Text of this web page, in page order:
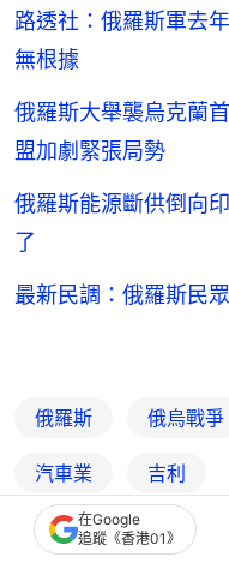
路透社：俄羅斯軍去
無根據
俄羅斯大舉襲烏克
盟加劇緊張局勢
俄羅斯能源斷供倒向
了
最新民調：俄羅斯民
俄羅斯 俄烏戰爭
汽車業 吉利
在Google
追蹤《香港01》